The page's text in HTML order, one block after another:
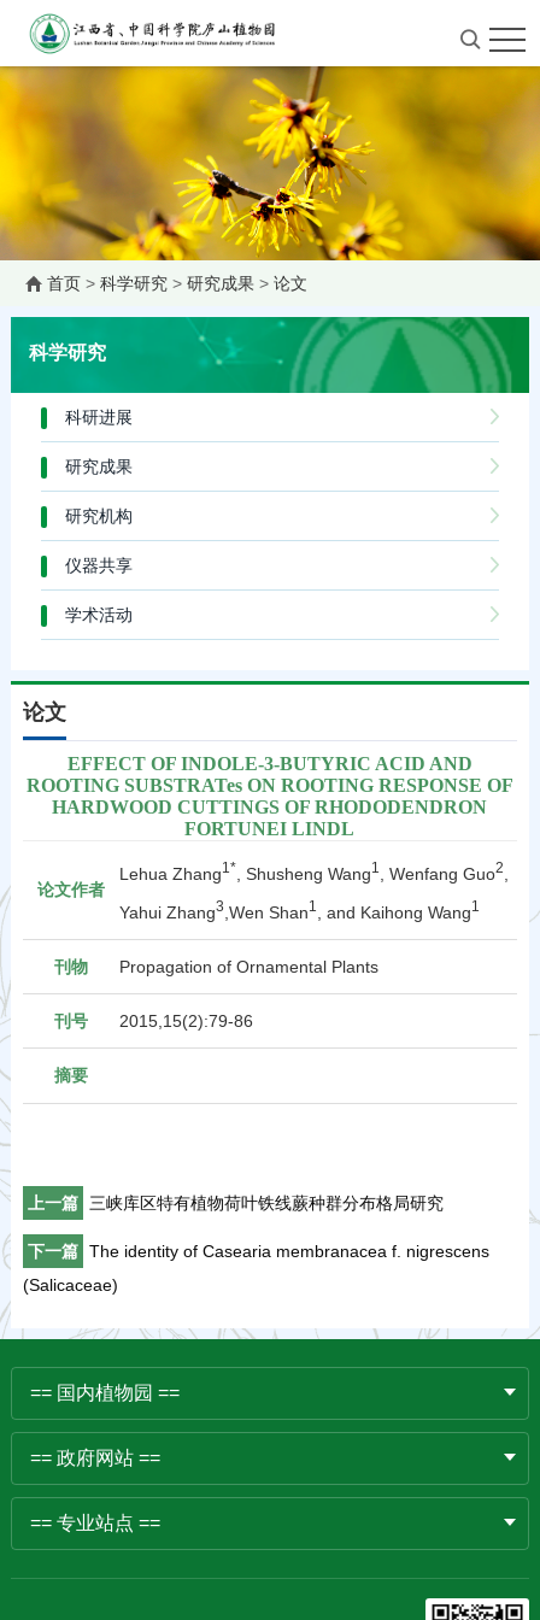
首页> 科学研究> 研究成果> 论文
科学研究
科研进展
研究成果
研究机构
仪器共享
学术活动
论文
EFFECT OF INDOLE-3-BUTYRIC ACID AND
ROOTING SUBSTRATes ON ROOTING RESPONSE OF
HARDWOOD CUTTINGS OF RHODODENDRON
FORTUNEI LINDL
论文作者
Lehua Zhang1* , Shusheng Wang1 , Wenfang Guo2
Yahui Zhang3 ,Wen Shan1 , and Kaihong Wang1
刊物 Propagation of Ornamental Plants
刊号 2015,15(2):79-86
摘要
上一篇 三峡库区特有植物荷叶铁线蕨种群分布格局研究
下一篇 The identity of Casearia membranacea f. nigrescens
(Salicaceae)
== 国内植物园 ==
== 政府网站 ==
== 专业站点 ==